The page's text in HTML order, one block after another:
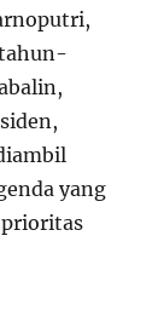
yang